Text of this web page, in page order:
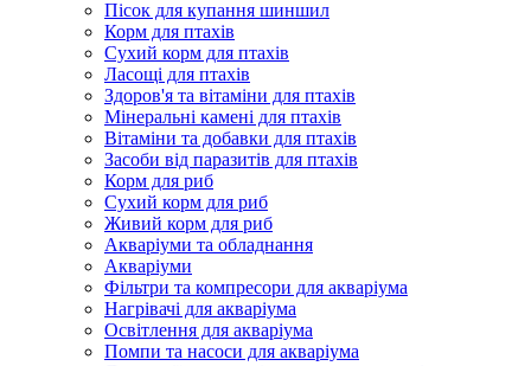
Пісок для купання шиншил
Корм для птахів
Сухий корм для птахів
Ласощі для птахів
Здоров'я та вітаміни для птахів
Мінеральні камені для птахів
Вітаміни та добавки для птахів
Засоби від паразитів для птахів
Корм для риб
Сухий корм для риб
Живий корм для риб
Акваріуми та обладнання
Акваріуми
Фільтри та компресори для акваріума
Нагрівачі для акваріума
Освітлення для акваріума
Помпи та насоси для акваріума